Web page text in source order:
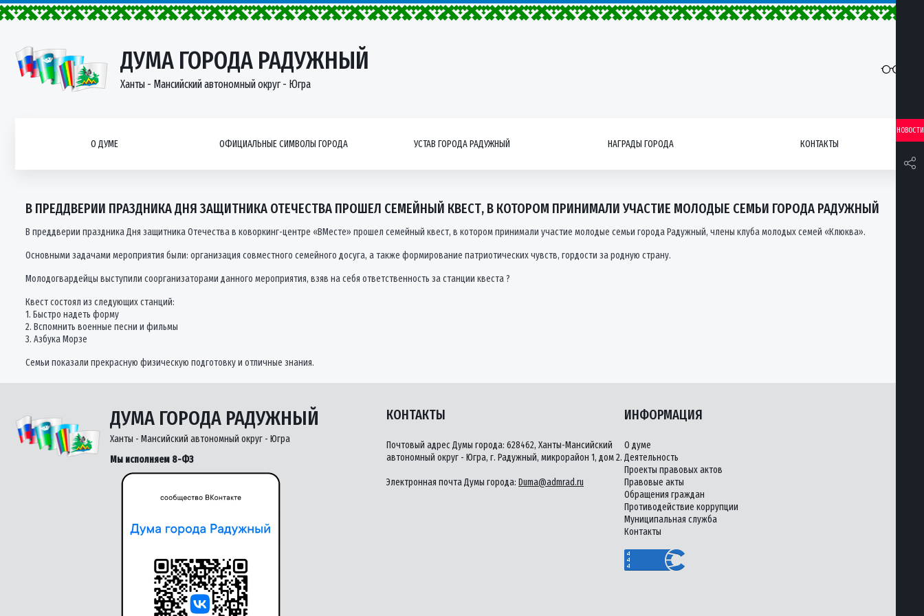
ДУМА ГОРОДА РАДУЖНЫЙ
Ханты - Мансийский автономный округ - Югра
О ДУМЕ ОФИЦИАЛЬНЫЕ СИМВОЛЫ ГОРОДА УСТАВ ГОРОДА РАДУЖНЫЙ НАГРАДЫ ГОРОДА КОНТАКТЫ
НОВОСТИ
В ПРЕДДВЕРИИ ПРАЗДНИКА ДНЯ ЗАЩИТНИКА ОТЕЧЕСТВА ПРОШЕЛ СЕМЕЙНЫЙ КВЕСТ, В КОТОРОМ ПРИНИМАЛИ УЧАСТИЕ МОЛОДЫЕ СЕМЬИ ГОРОДА РАДУЖНЫЙ
В преддверии праздника Дня защитника Отечества в коворкинг-центре «ВМесте» прошел семейный квест, в котором принимали участие молодые семьи города Радужный, члены клуба молодых семей «Клюква».
Основными задачами мероприятия были: организация совместного семейного досуга, а также формирование патриотических чувств, гордости за родную страну.
Молодогвардейцы выступили соорганизаторами данного мероприятия, взяв на себя ответственность за станции квеста ?
Квест состоял из следующих станций:
1. Быстро надеть форму
2. ⁠Вспомнить военные песни и фильмы
3. ⁠Азбука Морзе
Семьи показали прекрасную физическую подготовку и отличные знания.
ДУМА ГОРОДА РАДУЖНЫЙ
Ханты - Мансийский автономный округ - Югра
Мы исполняем 8-ФЗ
КОНТАКТЫ
Почтовый адрес Думы города: 628462, Ханты-Мансийский
автономный округ - Югра, г. Радужный, микрорайон 1, дом 2.
Электронная почта Думы города: Duma@admrad.ru
ИНФОРМАЦИЯ
О думе
Деятельность
Проекты правовых актов
Правовые акты
Обращения граждан
Противодействие коррупции
Муниципальная служба
Контакты